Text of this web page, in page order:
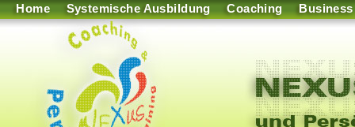
Home Systemische Ausbildung Coaching Business